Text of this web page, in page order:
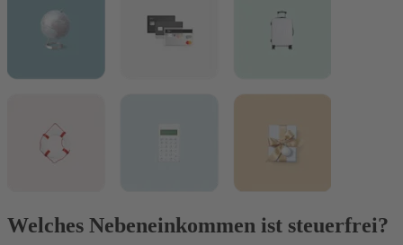
Welches Nebeneinkommen ist steuerfrei?